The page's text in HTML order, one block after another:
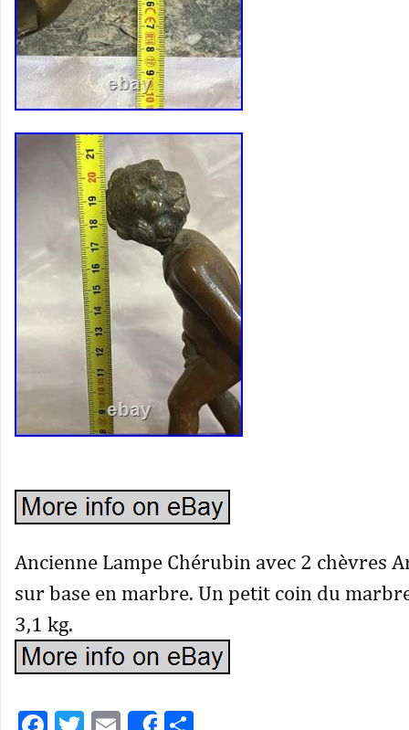
Ancienne Lampe Chérubin avec 2 chèvres
sur base en marbre. Un petit coin du
3,1 kg.